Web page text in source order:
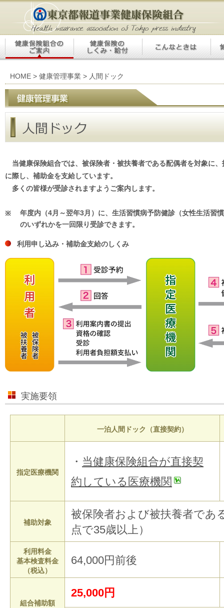
HOME > 健康管理事業 > 人間ドック
当健康保険組合では、被保険者・被扶養者である配偶者を対象に
に際し、補助金を支給しています。
多くの皆様が受診されますようご案内します。
※
年度内（4月～翌年3月）に、生活習慣病予防健診（女性生活習
のいずれかを一回限り受診できます。
利用申し込み・補助金支給のしくみ
実施要領
一泊人間ドック（直接契約）
指定医療機関
・ 当健康保険組合が直接契
約している医療機関
補助対象
被保険者および被扶養者であ
点で35歳以上）
利用料金
基本検査料金
（税込）
64,000円前後
組合補助額
25,000円